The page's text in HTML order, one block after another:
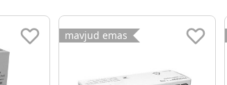
mavjud emas